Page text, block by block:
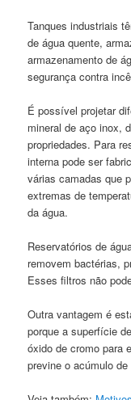
Tanques industriais
de água quente,
armazenamento de
segurança contra
É possível projetar
mineral de aço inox,
propriedades. Para
interna pode ser
várias camadas que
extremas de
da água.
Reservatórios de
removem bactérias,
Esses filtros não
Outra vantagem é
porque a superfície
óxido de cromo para
previne o acúmulo